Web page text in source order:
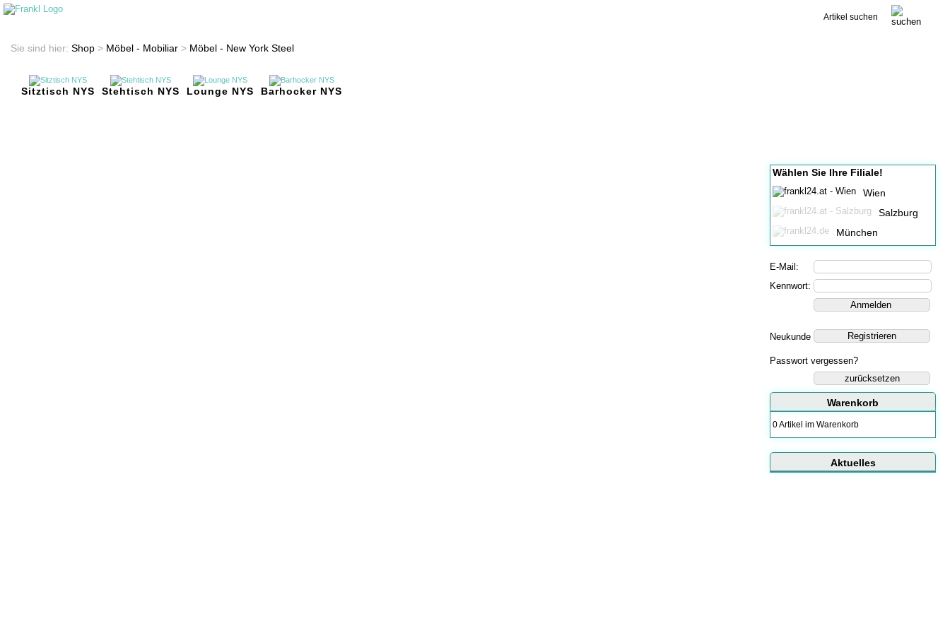
Sie sind hier: Shop > Möbel - Mobiliar > Möbel - New York Steel
Sitztisch NYS Stehtisch NYS Lounge NYS Barhocker NYS
Wählen Sie Ihre Filiale!
Wien
Salzburg
München
E-Mail:
Kennwort:
Neukunde
Passwort vergessen?
zurücksetzen
Warenkorb
0 Artikel im Warenkorb
Aktuelles